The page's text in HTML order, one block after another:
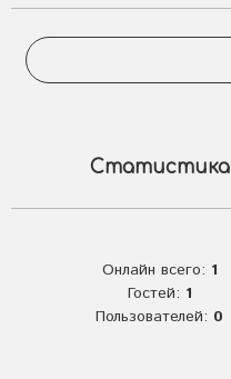
Статистика
Онлайн всего: 1
Гостей: 1
Пользователей: 0